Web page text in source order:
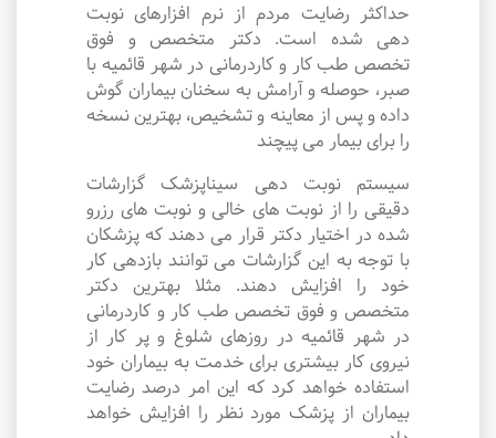
حداکثر رضایت مردم از نرم افزارهای نوبت
دهی شده است. دکتر متخصص و فوق
تخصص طب کار و کاردرمانی در شهر قائمیه با
صبر، حوصله و آرامش به سخنان بیماران گوش
داده و پس از معاینه و تشخیص، بهترین نسخه
را برای بیمار می پیچند
سیستم نوبت دهی سیناپزشک گزارشات
دقیقی را از نوبت های خالی و نوبت های رزرو
شده در اختیار دکتر قرار می دهند که پزشکان
با توجه به این گزارشات می توانند بازدهی کار
خود را افزایش دهند. مثلا بهترین دکتر
متخصص و فوق تخصص طب کار و کاردرمانی
در شهر قائمیه در روزهای شلوغ و پر کار از
نیروی کار بیشتری برای خدمت به بیماران خود
استفاده خواهد کرد که این امر درصد رضایت
بیماران از پزشک مورد نظر را افزایش خواهد